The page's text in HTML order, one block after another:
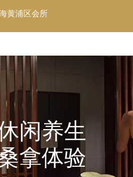
黄浦区会所
闲养生
拿体验